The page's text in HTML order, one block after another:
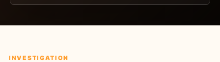
INVESTIGATION